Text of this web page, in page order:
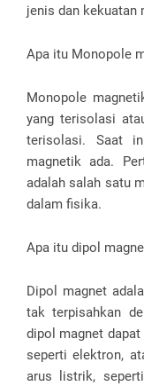
jenis dan kekuatan
Apa itu Monopole
Monopole
yang terisolasi
terisolasi. Saat
magnetik ada.
adalah salah satu
dalam fisika.
Apa itu dipol
Dipol magnet
tak terpisahkan
dipol magnet
seperti elektron,
arus listrik,